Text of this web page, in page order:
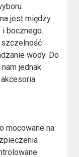
jest między
i bocznego.
szczelność
wody. Do
jednak
mocowane na